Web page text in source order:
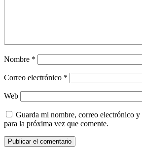
Nombre *
Correo electrónico *
Web
Guarda mi nombre, correo electrónico y
para la próxima vez que comente.